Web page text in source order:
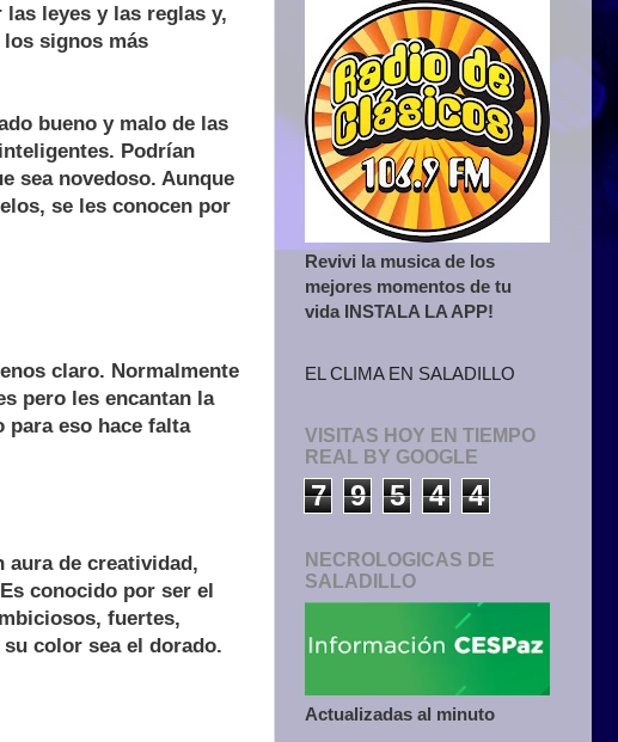
leyes y las reglas y,
los signos más
bueno y malo de las
Podrían
sea novedoso. Aunque
se les conocen por
claro. Normalmente
pero les encantan la
para eso hace falta
aura de creatividad,
conocido por ser el
fuertes,
color sea el dorado.
Revivi la musica de los
mejores momentos de tu
vida INSTALA LA APP!
EL CLIMA EN SALADILLO
VISITAS HOY EN TIEMPO
REAL BY GOOGLE
7 9 5 4 4
NECROLOGICAS DE
SALADILLO
Actualizadas al minuto